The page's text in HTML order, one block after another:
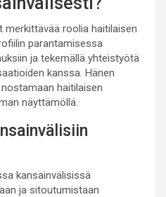
merkittävää roolia haitilaisen
parantamisessa
ja tekemällä yhteistyötä
kanssa. Hänen
haitilaisen
näyttämöllä.
kansainvälisissä
ja sitoutumistaan